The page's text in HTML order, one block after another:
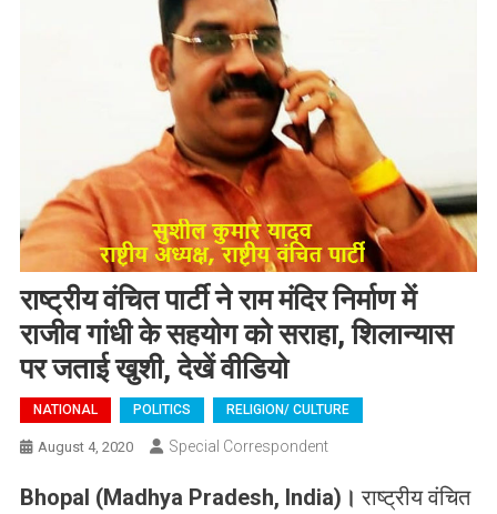
राष्ट्रीय वंचित पार्टी ने राम मंदिर निर्माण में
राजीव गांधी के सहयोग को सराहा, शिलान्यास
पर जताई खुशी, देखें वीडियो
NATIONAL POLITICS RELIGION/ CULTURE
August 4, 2020 Special Correspondent
Bhopal (Madhya Pradesh, India) । राष्ट्रीय वंचित